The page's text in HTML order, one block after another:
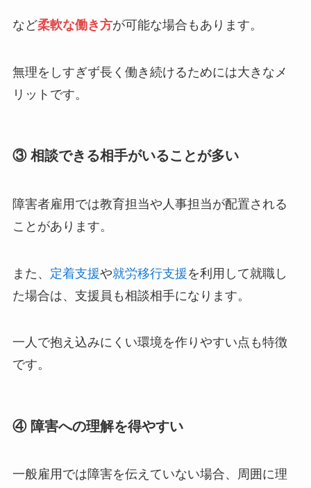
など柔軟な働き方が可能な場合もあります。
無理をしすぎず長く働き続けるためには大きなメ
リットです。
③ 相談できる相手がいることが多い
障害者雇用では教育担当や人事担当が配置される
ことがあります。
また、 定着支援や就労移行支援を利用して就職し
た場合は、支援員も相談相手になります。
一人で抱え込みにくい環境を作りやすい点も特徴
です。
④ 障害への理解を得やすい
一般雇用では障害を伝えていない場合、周囲に理